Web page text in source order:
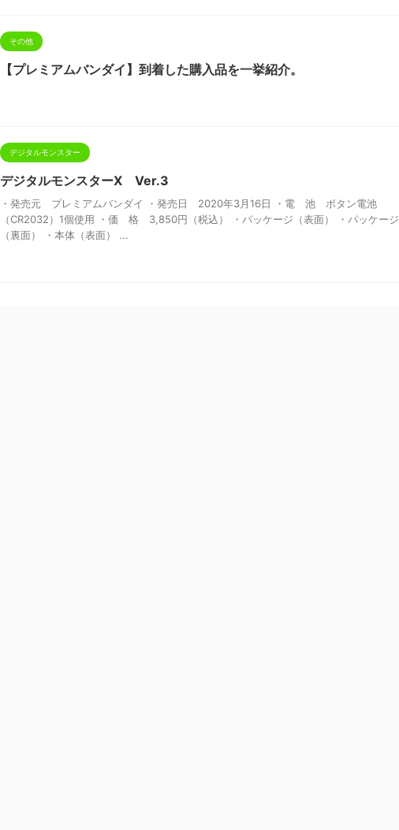
その他
【プレミアムバンダイ】到着した購入品を一挙紹介。
デジタルモンスター
デジタルモンスターX Ver.3
・発売元 プレミアムバンダイ ・発売日 2020年3月16日 ・電 池 ボタン電池
（CR2032）1個使用 ・価 格 3,850円（税込） ・パッケージ（表面） ・パッケージ
（裏面） ・本体（表面） ...